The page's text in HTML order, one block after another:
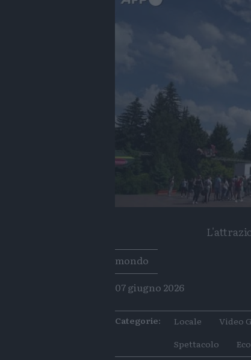
Tags
mondo
07 giugno 2026
Categorie: Locale Video
Spettacolo